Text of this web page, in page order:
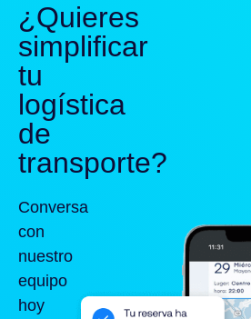
¿Quieres
simplificar
tu
logística
de
transporte?
Conversa
con
nuestro
equipo
hoy